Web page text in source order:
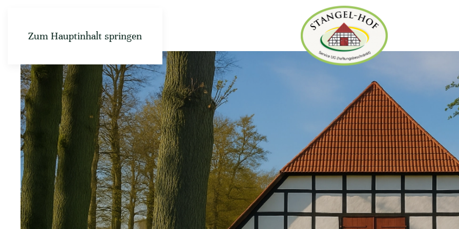
Zum Hauptinhalt springen